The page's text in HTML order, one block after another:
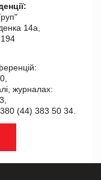
14а,
журналах:
(44) 383 50 34.